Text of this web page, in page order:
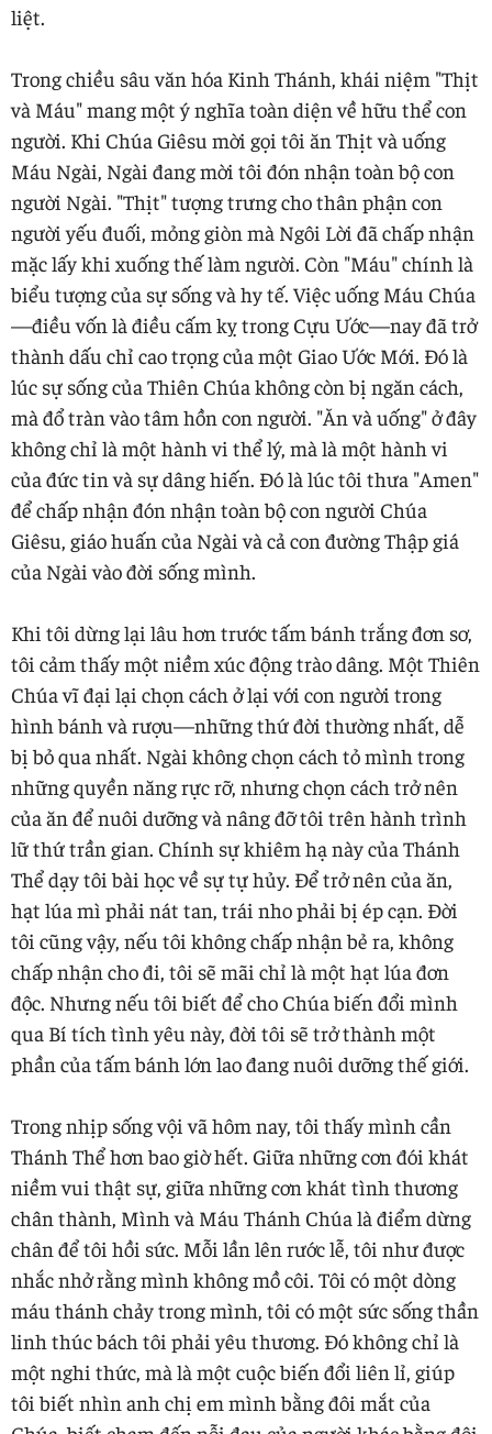
liệt.
Trong chiều sâu văn hóa Kinh Thánh, khái niệm "Thịt
và Máu" mang một ý nghĩa toàn diện về hữu thể con
người. Khi Chúa Giêsu mời gọi tôi ăn Thịt và uống
Máu Ngài, Ngài đang mời tôi đón nhận toàn bộ con
người Ngài. "Thịt" tượng trưng cho thân phận con
người yếu đuối, mỏng giòn mà Ngôi Lời đã chấp nhận
mặc lấy khi xuống thế làm người. Còn "Máu" chính là
biểu tượng của sự sống và hy tế. Việc uống Máu Chúa
—điều vốn là điều cấm kỵ trong Cựu Ước—nay đã trở
thành dấu chỉ cao trọng của một Giao Ước Mới. Đó là
lúc sự sống của Thiên Chúa không còn bị ngăn cách,
mà đổ tràn vào tâm hồn con người. "Ăn và uống" ở đây
không chỉ là một hành vi thể lý, mà là một hành vi
của đức tin và sự dâng hiến. Đó là lúc tôi thưa "Amen"
để chấp nhận đón nhận toàn bộ con người Chúa
Giêsu, giáo huấn của Ngài và cả con đường Thập giá
của Ngài vào đời sống mình.
Khi tôi dừng lại lâu hơn trước tấm bánh trắng đơn sơ,
tôi cảm thấy một niềm xúc động trào dâng. Một Thiên
Chúa vĩ đại lại chọn cách ở lại với con người trong
hình bánh và rượu—những thứ đời thường nhất, dễ
bị bỏ qua nhất. Ngài không chọn cách tỏ mình trong
những quyền năng rực rỡ, nhưng chọn cách trở nên
của ăn để nuôi dưỡng và nâng đỡ tôi trên hành trình
lữ thứ trần gian. Chính sự khiêm hạ này của Thánh
Thể dạy tôi bài học về sự tự hủy. Để trở nên của ăn,
hạt lúa mì phải nát tan, trái nho phải bị ép cạn. Đời
tôi cũng vậy, nếu tôi không chấp nhận bẻ ra, không
chấp nhận cho đi, tôi sẽ mãi chỉ là một hạt lúa đơn
độc. Nhưng nếu tôi biết để cho Chúa biến đổi mình
qua Bí tích tình yêu này, đời tôi sẽ trở thành một
phần của tấm bánh lớn lao đang nuôi dưỡng thế giới.
Trong nhịp sống vội vã hôm nay, tôi thấy mình cần
Thánh Thể hơn bao giờ hết. Giữa những cơn đói khát
niềm vui thật sự, giữa những cơn khát tình thương
chân thành, Mình và Máu Thánh Chúa là điểm dừng
chân để tôi hồi sức. Mỗi lần lên rước lễ, tôi như được
nhắc nhở rằng mình không mồ côi. Tôi có một dòng
máu thánh chảy trong mình, tôi có một sức sống thần
linh thúc bách tôi phải yêu thương. Đó không chỉ là
một nghi thức, mà là một cuộc biến đổi liên lỉ, giúp
tôi biết nhìn anh chị em mình bằng đôi mắt của